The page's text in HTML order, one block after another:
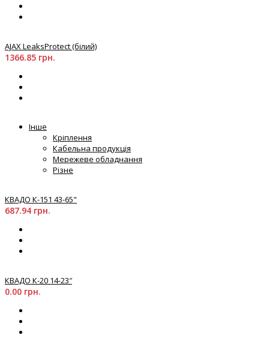
AJAX LeaksProtect (білий)
1366.85 грн.
Інше
Кріплення
Кабельна продукція
Мережеве обладнання
Різне
КВАДО К-151 43-65"
687.94 грн.
КВАДО К-20 14-23″
0.00 грн.